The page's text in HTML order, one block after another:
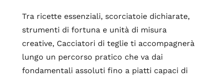
Tra ricette essenziali, scorciatoie dichiarate,
strumenti di fortuna e unità di misura
creative, Cacciatori di teglie ti accompagnerà
lungo un percorso pratico che va dai
fondamentali assoluti fino a piatti capaci di